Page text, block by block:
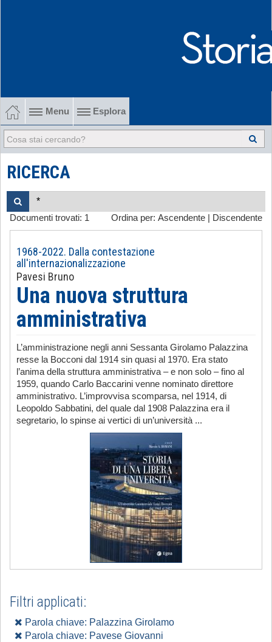
Menu Esplora
1902-1915 Gli esordi
1915-1945 Tra le due guerre
1945-1968 Dalla liberazione al '68
1968-2022 Dalla contestazione all'internazionalizzazione
-
RICERCA
Ordina per: Ascendente Discendente
Documenti trovati: 1
1968-2022. Dalla contestazione
all'internazionalizzazione
Pavesi Bruno
Una nuova struttura
amministrativa
L’amministrazione negli anni Sessanta Girolamo Palazzina
resse la Bocconi dal 1914 sin quasi al 1970. Era stato
l’anima della struttura amministrativa – e non solo – fino al
1959, quando Carlo Baccarini venne nominato direttore
amministrativo. L’improvvisa scomparsa, nel 1914, di
Leopoldo Sabbatini, del quale dal 1908 Palazzina era il
segretario, lo spinse ai vertici di un’università ...
Filtri applicati:
Parola chiave: Palazzina Girolamo
Parola chiave: Pavese Giovanni